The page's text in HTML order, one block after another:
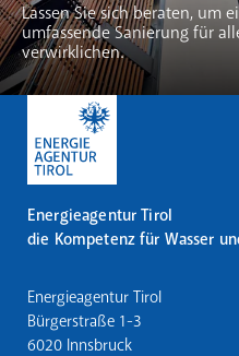
Lassen Sie sich beraten, um
umfassende Sanierung für
verwirklichen.
Energieagentur Tirol
die Kompetenz für Wasser
Energieagentur Tirol
Bürgerstraße 1-3
6020 Innsbruck